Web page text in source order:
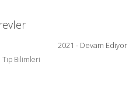
2021 - Devam Ediyor
Bilimleri